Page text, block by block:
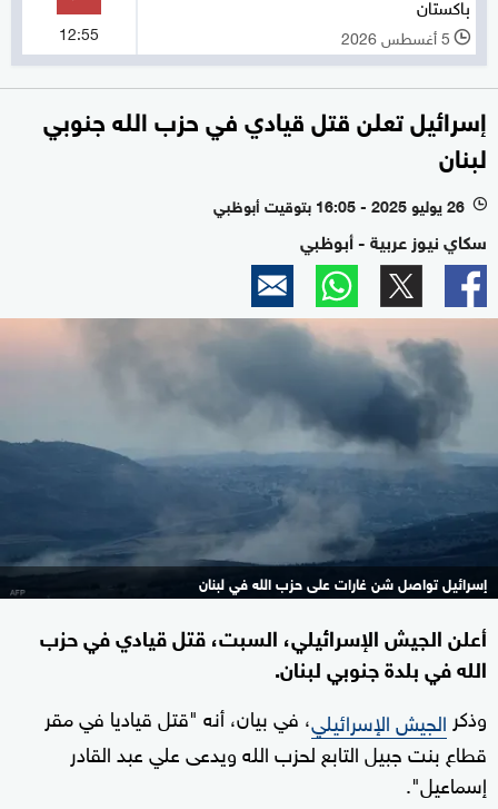
l 5 أغسطس 2026 12:55
إسرائيل تعلن قتل قيادي في حزب الله جنوبي
لبنان
l 26 يوليو 2025 - 16:05 بتوقيت أبوظبي
سكاي نيوز عربية - أبوظبي
إسرائيل تواصل شن غارات على حزب الله في لبنان
أعلن الجيش الإسرائيلي، السبت، قتل قيادي في حزب
الله في بلدة جنوبي لبنان.
وذكر الجيش الإسرائيلي، في بيان، أنه "قتل قياديا في مقر
قطاع بنت جبيل التابع لحزب الله ويدعى علي عبد القادر
إسماعيل".